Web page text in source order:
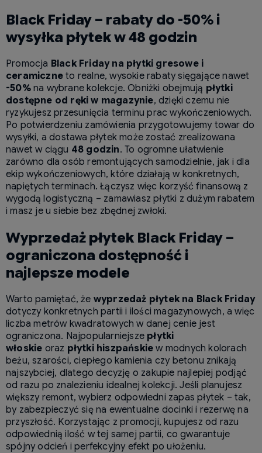
Black Friday – rabaty do -50% i
wysyłka płytek w 48 godzin
Promocja Black Friday na płytki gresowe i
ceramiczne to realne, wysokie rabaty sięgające nawet
-50%na wybrane kolekcje. Obniżki obejmują płytki
dostępne od ręki w magazynie, dzięki czemu nie
ryzykujesz przesunięcia terminu prac wykończeniowych.
Po potwierdzeniu zamówienia przygotowujemy towar do
wysyłki, a dostawa płytek może zostać zrealizowana
nawet w ciągu 48 godzin. To ogromne ułatwienie
zarówno dla osób remontujących samodzielnie, jak i dla
ekip wykończeniowych, które działają w konkretnych,
napiętych terminach. Łączysz więc korzyść finansową z
wygodą logistyczną – zamawiasz płytki z dużym rabatem
i masz je u siebie bez zbędnej zwłoki.
Wyprzedaż płytek Black Friday –
ograniczona dostępność i
najlepsze modele
Warto pamiętać, że wyprzedaż płytek na Black Friday
dotyczy konkretnych partii i ilości magazynowych, a więc
liczba metrów kwadratowych w danej cenie jest
ograniczona. Najpopularniejsze płytki
włoskie oraz płytki hiszpańskie w modnych kolorach
beżu, szarości, ciepłego kamienia czy betonu znikają
najszybciej, dlatego decyzję o zakupie najlepiej podjąć
od razu po znalezieniu idealnej kolekcji. Jeśli planujesz
większy remont, wybierz odpowiedni zapas płytek – tak,
by zabezpieczyć się na ewentualne docinki i rezerwę na
przyszłość. Korzystając z promocji, kupujesz od razu
odpowiednią ilość w tej samej partii, co gwarantuje
spójny odcień i perfekcyjny efekt po ułożeniu.